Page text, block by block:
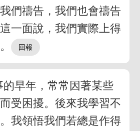
們禱告，我們也會禱告
一面說，我們實際上得
的早年，常常因著某些
受困擾。後來我學習不
我領悟我們若總是作得